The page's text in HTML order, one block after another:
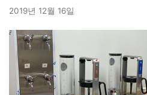
2019년 12월 16일